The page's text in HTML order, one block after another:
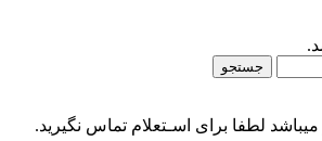
جستجو
لطفا برای اسـتعلام تماس نگیرید.